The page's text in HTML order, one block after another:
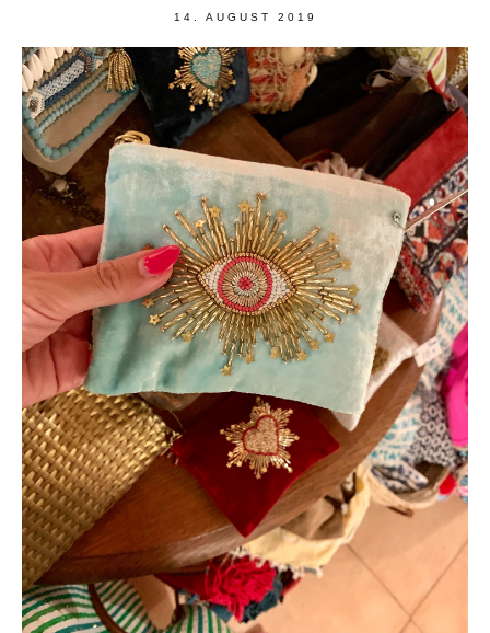
14. AUGUST 2019